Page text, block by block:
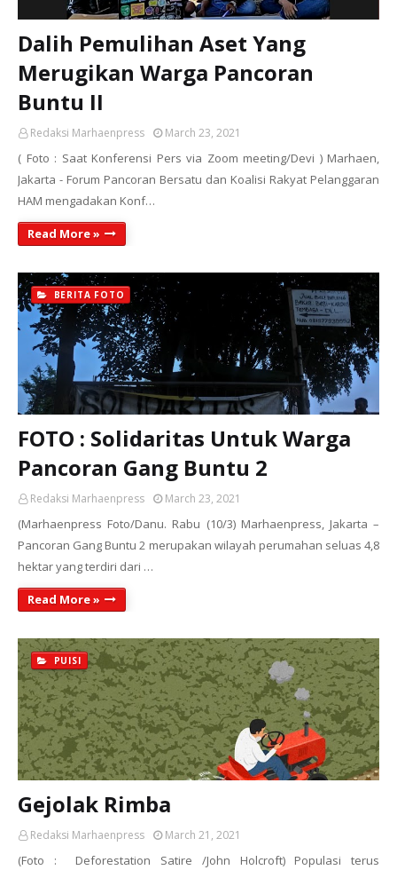
Dalih Pemulihan Aset Yang
Merugikan Warga Pancoran
Buntu II
Redaksi Marhaenpress March 23, 2021
( Foto : Saat Konferensi Pers via Zoom meeting/Devi ) Marhaen,
Jakarta - Forum Pancoran Bersatu dan Koalisi Rakyat Pelanggaran
HAM mengadakan Konf…
Read More »
BERITA FOTO
FOTO : Solidaritas Untuk Warga
Pancoran Gang Buntu 2
Redaksi Marhaenpress March 23, 2021
(Marhaenpress Foto/Danu. Rabu (10/3) Marhaenpress, Jakarta –
Pancoran Gang Buntu 2 merupakan wilayah perumahan seluas 4,8
hektar yang terdiri dari …
Read More »
PUISI
Gejolak Rimba
Redaksi Marhaenpress March 21, 2021
(Foto : Deforestation Satire /John Holcroft) Populasi terus